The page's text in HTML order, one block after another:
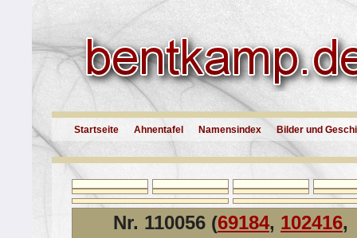
Startseite Ahnentafel Namensindex Bilder und
Nr. 110056 (69184, 102416,